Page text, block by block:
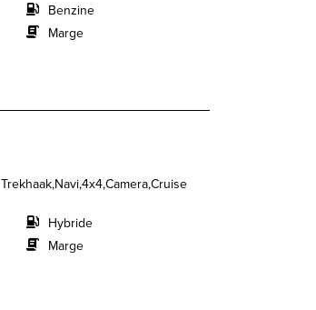
Benzine
Marge
Hybride
Marge